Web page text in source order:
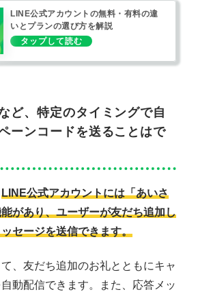
LINE公式アカウントの無料・有料の違
いとプランの選び方を解説
ど、特定のタイミングで自
ーンコードを送ることはで
LINE公式アカウントには「あいさ
があり、ユーザーが友だち追加し
セージを送信できます。
、友だち追加のお礼とともにキャ
動配信できます。また、応答メッ